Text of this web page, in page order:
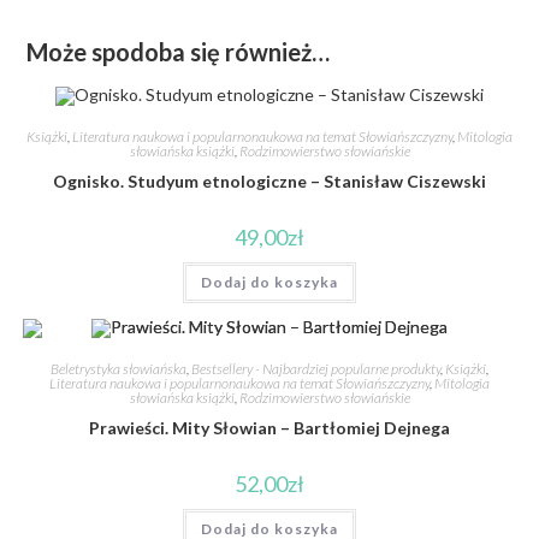
Może spodoba się również…
Książki, Literatura naukowa i popularnonaukowa na temat Słowiańszczyzny, Mitologia
słowiańska książki, Rodzimowierstwo słowiańskie
Ognisko. Studyum etnologiczne – Stanisław Ciszewski
49,00zł
Dodaj do koszyka
Beletrystyka słowiańska, Bestsellery - Najbardziej popularne produkty, Książki,
Literatura naukowa i popularnonaukowa na temat Słowiańszczyzny, Mitologia
słowiańska książki, Rodzimowierstwo słowiańskie
Prawieści. Mity Słowian – Bartłomiej Dejnega
52,00zł
Dodaj do koszyka